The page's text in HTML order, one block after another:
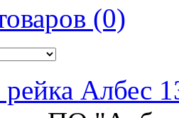
(0)
Албес